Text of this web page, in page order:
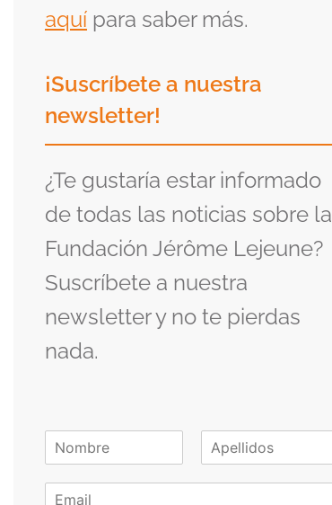
aquí para saber más.
¡Suscríbete a nuestra
newsletter!
¿Te gustaría estar informado
de todas las noticias sobre la
Fundación Jérôme Lejeune?
Suscríbete a nuestra
newsletter y no te pierdas
nada.
o
p